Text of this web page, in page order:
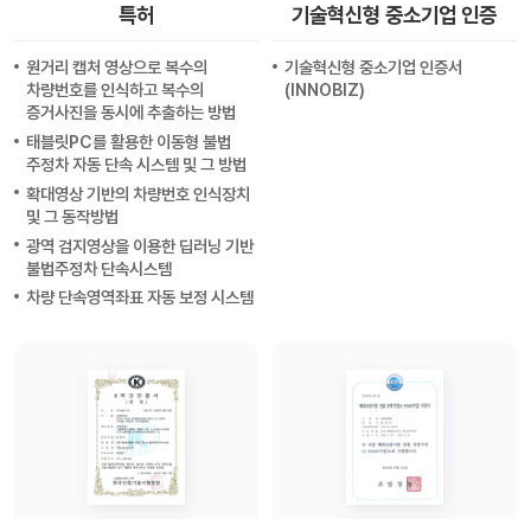
특허
원거리 캡처 영상으로 복수의
차량번호를 인식하고 복수의
증거사진을 동시에 추출하는 방법
태블릿PC를 활용한 이동형 불법
주정차 자동 단속 시스템 및 그 방법
확대영상 기반의 차량번호 인식장치
및 그 동작방법
광역 검지영상을 이용한 딥러닝 기반
불법주정차 단속시스템
차량 단속영역좌표 자동 보정 시스템
기술혁신형 중소기업 인증
기술혁신형 중소기업 인증서
(INNOBIZ)